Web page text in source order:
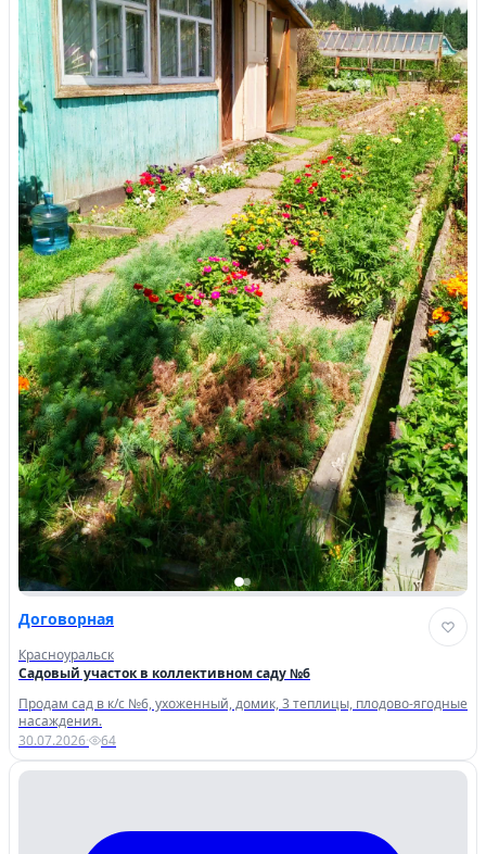
Договорная
Красноуральск
Садовый участок в коллективном саду №6
Продам сад в к/с №6, ухоженный, домик, 3 теплицы, плодово-ягодные
насаждения.
30.07.2026· 64